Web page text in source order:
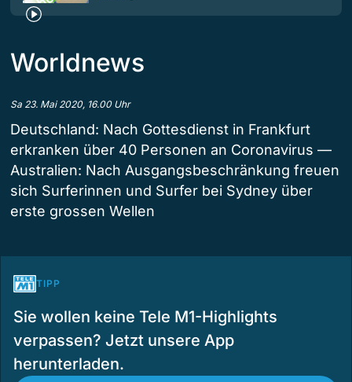
Worldnews
Sa 23. Mai 2020, 16.00 Uhr
Deutschland: Nach Gottesdienst in Frankfurt
erkranken über 40 Personen an Coronavirus —
Australien: Nach Ausgangsbeschränkung freuen
sich Surferinnen und Surfer bei Sydney über
erste grossen Wellen
TIPP
Sie wollen keine Tele M1-Highlights
verpassen? Jetzt unsere App
herunterladen.